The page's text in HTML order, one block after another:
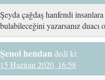
Şeyda çağdaş hanfendi
bulabileceğini yazarsanız
Şenol hendandedi ki:
15 Haziran 2020, 16:58